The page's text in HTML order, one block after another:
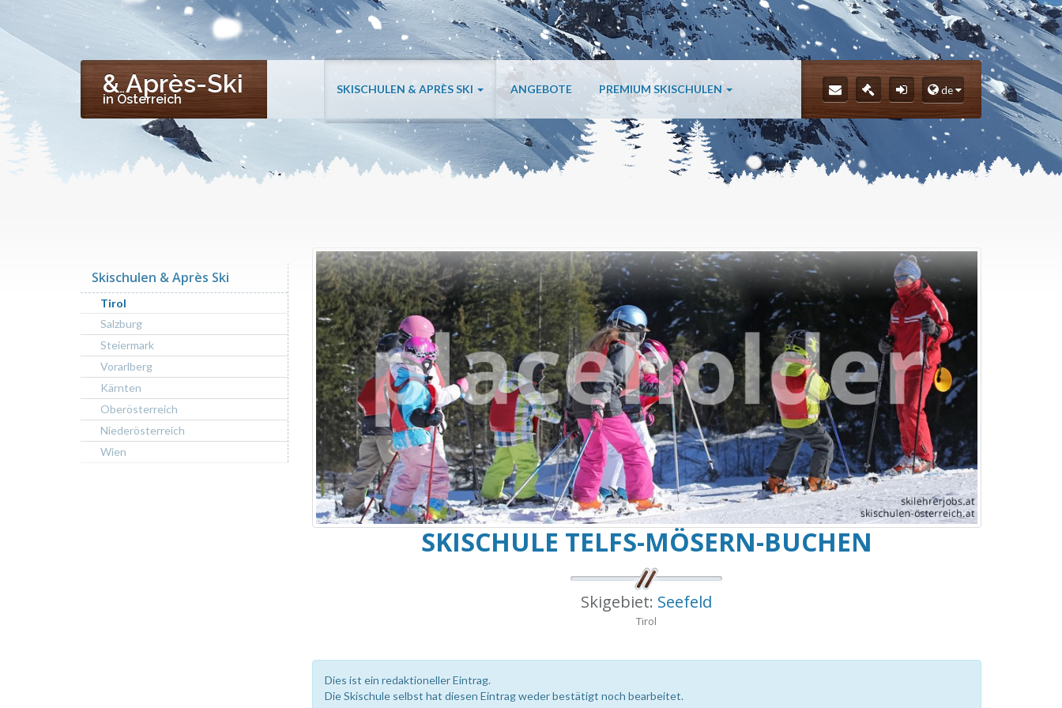
& Après-Ski
in Österreich
SKISCHULEN & APRÈS SKI ANGEBOTE PREMIUM SKISCHULEN de
SKISCHULE TELFS-MÖSERN-BUCHEN
Skigebiet: Seefeld
Tirol
Dies ist ein redaktioneller Eintrag.
Die Skischule selbst hat diesen Eintrag weder bestätigt noch bearbeitet.
Skischulen & Après Ski
Tirol
Salzburg
Steiermark
Vorarlberg
Kärnten
Oberösterreich
Niederösterreich
Wien